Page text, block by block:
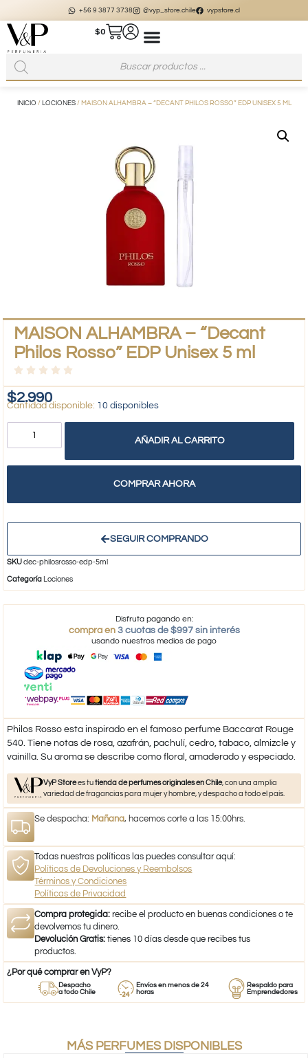
+56 9 3877 3738 @vyp_store.chile vypstore.cl
$0
INICIO / LOCIONES/ MAISON ALHAMBRA – “DECANT PHILOS ROSSO” EDP UNISEX 5 ML
MAISON ALHAMBRA – “Decant
Philos Rosso” EDP Unisex 5 ml
$2.990 10 disponibles
AÑADIR AL CARRITO
COMPRAR AHORA
SEGUIR COMPRANDO
SKUdec-philosrosso-edp-5ml
Categoría Lociones
Disfruta pagando en:
compra en 3 cuotas de $997 sin interés
usando nuestros medios de pago
Philos Rosso esta inspirado en el famoso perfume Baccarat Rouge
540. Tiene notas de rosa, azafrán, pachulí, cedro, tabaco, almizcle y
vainilla. Su aroma se describe como floral, amaderado y especiado.
VyP Storees tutienda de perfumes originales en Chile, con una amplia
variedad de fragancias para mujer y hombre, y despacho a todo el país.
Se despacha: Mañana, hacemos corte a las 15:00hrs.
Todas nuestras políticas las puedes consultar aquí:
Políticas de Devoluciones y Reembolsos
Términos y Condiciones
Políticas de Privacidad
Compra protegida: recibe el producto en buenas condiciones o te
devolvemos tu dinero.
Devolución Gratis: tienes 10 días desde que recibes tus
productos.
¿Por qué comprar en VyP?
Despacho
a todo Chile
Envíos en menos de 24
horas
Respaldo para
Emprendedores
MÁS PERFUMES DISPONIBLES